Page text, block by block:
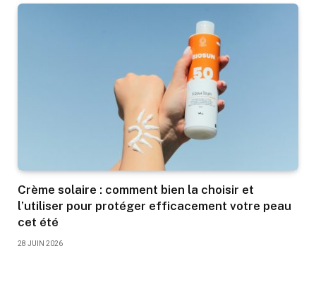
Crème solaire : comment bien la choisir et
l’utiliser pour protéger efficacement votre peau
cet été
28 JUIN 2026